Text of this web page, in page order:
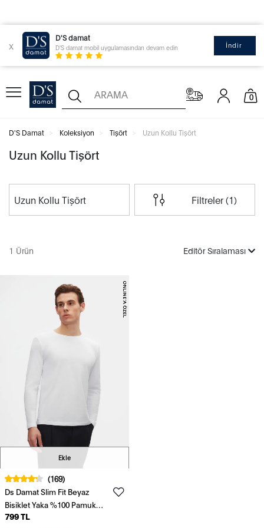
x
D'S damat
D'S damat mobil uygulamasından devam edin İndir
0
D'S Damat Koleksiyon Tişört Uzun Kollu Tişört
Uzun Kollu Tişört
Uzun Kollu Tişört Filtreler (1)
1 Ürün Editör Sıralaması
Ekle
(169)
Ds Damat Slim Fit Beyaz
Bisiklet Yaka %100 Pamuk
Nefes Alabilen Uzun Kollu
799 TL